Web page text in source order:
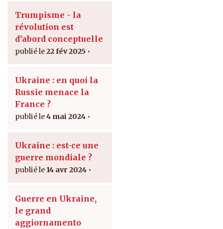
Trumpisme - la
révolution est
d’abord conceptuelle
22 fév 2025
Ukraine : en quoi la
Russie menace la
France ?
4 mai 2024
Ukraine : est-ce une
guerre mondiale ?
14 avr 2024
Guerre en Ukraine,
le grand
aggiornamento